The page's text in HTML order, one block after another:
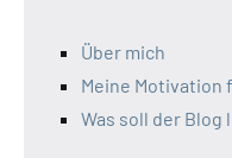
Über mich
Meine Motivation
Was soll der Blog